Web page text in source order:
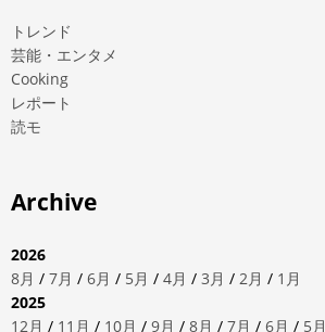
トレンド
芸能・エンタメ
Cooking
レポート
読モ
Archive
2026
8月 / 7月 / 6月 / 5月 / 4月 / 3月 / 2月 / 1月
2025
12月 / 11月 / 10月 / 9月 / 8月 / 7月 / 6月 / 5月